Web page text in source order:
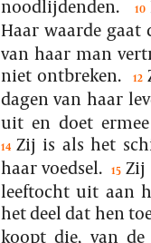
noodlijdenden.
10
Haar waarde gaat
van haar man
niet ontbreken.
12
dagen van haar
uit en doet
14 Zij is als het
haar voedsel.
15 Zij
leeftocht uit aan
het deel dat hen
koopt die, van